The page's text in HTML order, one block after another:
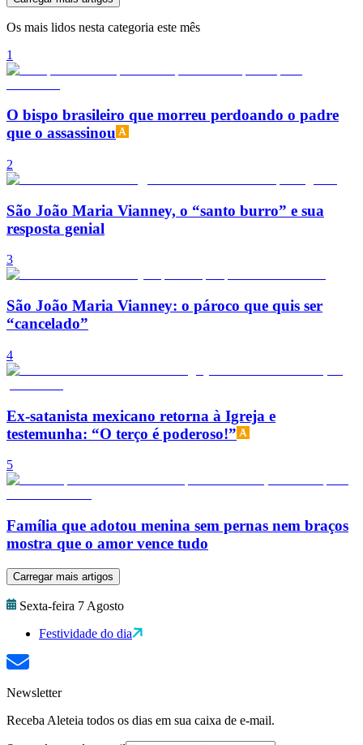
Os mais lidos nesta categoria este mês
1
O bispo brasileiro que morreu perdoando o padre
que o assassinou
2
São João Maria Vianney, o “santo burro” e sua
resposta genial
3
São João Maria Vianney: o pároco que quis ser
“cancelado”
4
Ex-satanista mexicano retorna à Igreja e
testemunha: “O terço é poderoso!”
5
Família que adotou menina sem pernas nem braços
mostra que o amor vence tudo
Carregar mais artigos
Sexta-feira 7 Agosto
Festividade do dia
Newsletter
Receba Aleteia todos os dias em sua caixa de e-mail.